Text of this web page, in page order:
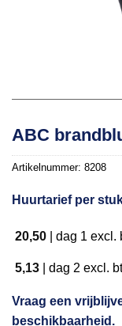
ABC
Artikelnummer: 8208
Huurtarief per
20,50 dag 1 excl.
5,13 dag 2 excl.
Vraag een
beschikbaarheid.